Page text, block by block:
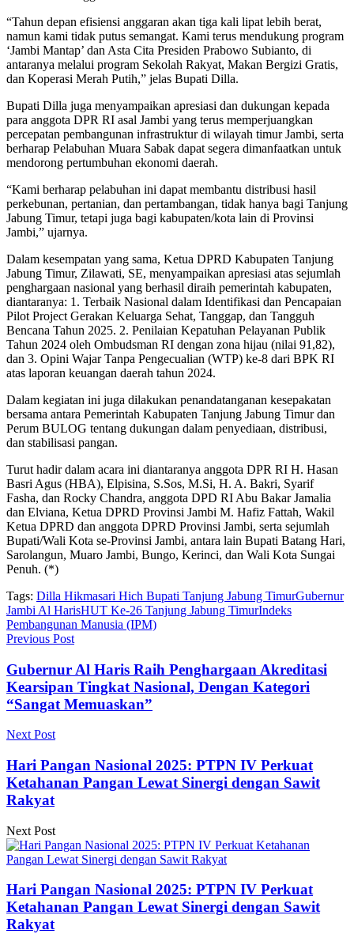
“Tahun depan efisiensi anggaran akan tiga kali lipat lebih berat,
namun kami tidak putus semangat. Kami terus mendukung program
‘Jambi Mantap’ dan Asta Cita Presiden Prabowo Subianto, di
antaranya melalui program Sekolah Rakyat, Makan Bergizi Gratis,
dan Koperasi Merah Putih,” jelas Bupati Dilla.
Bupati Dilla juga menyampaikan apresiasi dan dukungan kepada
para anggota DPR RI asal Jambi yang terus memperjuangkan
percepatan pembangunan infrastruktur di wilayah timur Jambi, serta
berharap Pelabuhan Muara Sabak dapat segera dimanfaatkan untuk
mendorong pertumbuhan ekonomi daerah.
“Kami berharap pelabuhan ini dapat membantu distribusi hasil
perkebunan, pertanian, dan pertambangan, tidak hanya bagi Tanjung
Jabung Timur, tetapi juga bagi kabupaten/kota lain di Provinsi
Jambi,” ujarnya.
Dalam kesempatan yang sama, Ketua DPRD Kabupaten Tanjung
Jabung Timur, Zilawati, SE, menyampaikan apresiasi atas sejumlah
penghargaan nasional yang berhasil diraih pemerintah kabupaten,
diantaranya: 1. Terbaik Nasional dalam Identifikasi dan Pencapaian
Pilot Project Gerakan Keluarga Sehat, Tanggap, dan Tangguh
Bencana Tahun 2025. 2. Penilaian Kepatuhan Pelayanan Publik
Tahun 2024 oleh Ombudsman RI dengan zona hijau (nilai 91,82),
dan 3. Opini Wajar Tanpa Pengecualian (WTP) ke-8 dari BPK RI
atas laporan keuangan daerah tahun 2024.
Dalam kegiatan ini juga dilakukan penandatanganan kesepakatan
bersama antara Pemerintah Kabupaten Tanjung Jabung Timur dan
Perum BULOG tentang dukungan dalam penyediaan, distribusi,
dan stabilisasi pangan.
Turut hadir dalam acara ini diantaranya anggota DPR RI H. Hasan
Basri Agus (HBA), Elpisina, S.Sos, M.Si, H. A. Bakri, Syarif
Fasha, dan Rocky Chandra, anggota DPD RI Abu Bakar Jamalia
dan Elviana, Ketua DPRD Provinsi Jambi M. Hafiz Fattah, Wakil
Ketua DPRD dan anggota DPRD Provinsi Jambi, serta sejumlah
Bupati/Wali Kota se-Provinsi Jambi, antara lain Bupati Batang Hari,
Sarolangun, Muaro Jambi, Bungo, Kerinci, dan Wali Kota Sungai
Penuh. (*)
Tags: Dilla Hikmasari Hich Bupati Tanjung Jabung TimurGubernur
Jambi Al HarisHUT Ke-26 Tanjung Jabung TimurIndeks
Pembangunan Manusia (IPM)
Previous Post
Gubernur Al Haris Raih Penghargaan Akreditasi
Kearsipan Tingkat Nasional, Dengan Kategori
“Sangat Memuaskan”
Next Post
Hari Pangan Nasional 2025: PTPN IV Perkuat
Ketahanan Pangan Lewat Sinergi dengan Sawit
Rakyat
Next Post
Hari Pangan Nasional 2025: PTPN IV Perkuat
Ketahanan Pangan Lewat Sinergi dengan Sawit
Rakyat